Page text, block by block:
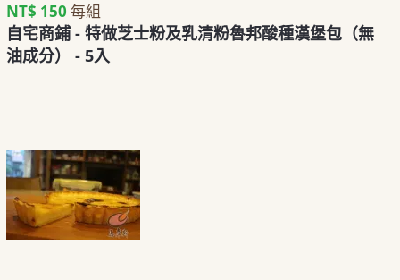
NT$ 150 每組
自宅商鋪 - 特做芝士粉及乳清粉魯邦酸種漢堡包（無
油成分） - 5入